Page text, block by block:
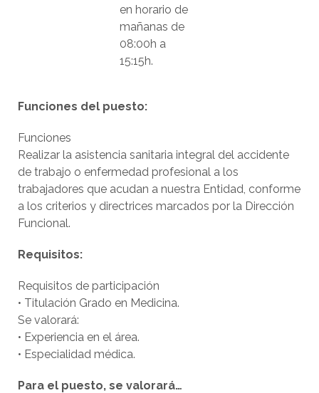
en horario de
mañanas de
08:00h a
15:15h.
Funciones del puesto:
Funciones
Realizar la asistencia sanitaria integral del accidente
de trabajo o enfermedad profesional a los
trabajadores que acudan a nuestra Entidad, conforme
a los criterios y directrices marcados por la Dirección
Funcional.
Requisitos:
Requisitos de participación
• Titulación Grado en Medicina.
Se valorará:
• Experiencia en el área.
• Especialidad médica.
Para el puesto, se valorará…